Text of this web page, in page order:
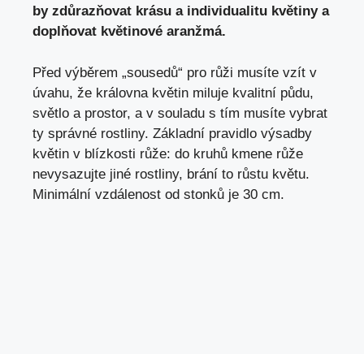
by zdůrazňovat krásu a individualitu květiny a
doplňovat květinové aranžmá.
Před výběrem „sousedů“ pro růži musíte vzít v
úvahu, že královna květin miluje kvalitní půdu,
světlo a prostor, a v souladu s tím musíte vybrat
ty správné rostliny. Základní pravidlo výsadby
květin v blízkosti růže: do kruhů kmene růže
nevysazujte jiné rostliny, brání to růstu květu.
Minimální vzdálenost od stonků je 30 cm.